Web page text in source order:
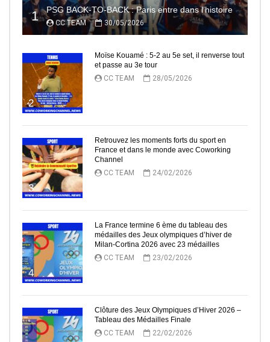
1 PSG BACK-TO-BACK : Paris entre dans l’histoire
CC TEAM 30/05/2026
2
Moïse Kouamé : 5-2 au 5e set, il renverse tout
et passe au 3e tour
CC TEAM
28/05/2026
3
Retrouvez les moments forts du sport en
France et dans le monde avec Coworking
Channel
CC TEAM
24/02/2026
4
La France termine 6 ème du tableau des
médailles des Jeux olympiques d’hiver de
Milan-Cortina 2026 avec 23 médailles
CC TEAM
23/02/2026
Clôture des Jeux Olympiques d’Hiver 2026 –
Tableau des Médailles Finale
CC TEAM
22/02/2026